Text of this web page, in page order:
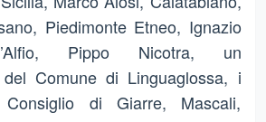
Piedimonte Etneo, Ignazio
Pippo Nicotra, un
del Comune di Linguaglossa, i
di Giarre, Mascali,